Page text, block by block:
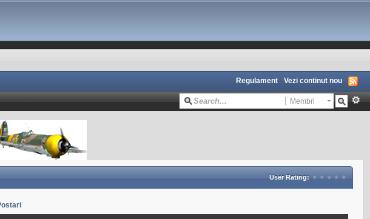
Regulament Vezi continut nou
Membri
User Rating: